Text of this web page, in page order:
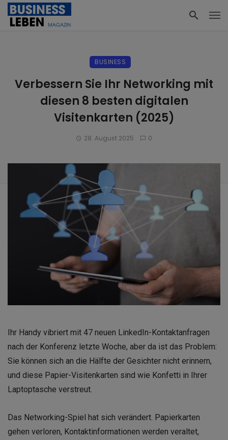
BUSINESS
Verbessern Sie Ihr Networking mit
diesen 8 besten digitalen
Visitenkarten (2025)
28. August 2025 0
Ihr Handy vibriert mit 47 neuen LinkedIn-Kontaktanfragen
nach der Konferenz letzte Woche, aber da ist das Problem:
Sie können sich an die Hälfte der Gesichter nicht erinnern,
und diese Papier-Visitenkarten sind wie Konfetti in Ihrer
Laptoptasche verstreut.
Das Networking-Spiel hat sich verändert. Papierkarten
gehen verloren, Kontaktinformationen werden veraltet,